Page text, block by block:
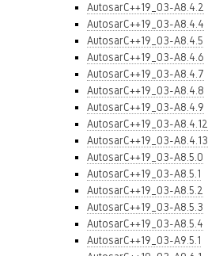
AutosarC++19_03-A8.4.2
AutosarC++19_03-A8.4.4
AutosarC++19_03-A8.4.5
AutosarC++19_03-A8.4.6
AutosarC++19_03-A8.4.7
AutosarC++19_03-A8.4.8
AutosarC++19_03-A8.4.9
AutosarC++19_03-A8.4.12
AutosarC++19_03-A8.4.13
AutosarC++19_03-A8.5.0
AutosarC++19_03-A8.5.1
AutosarC++19_03-A8.5.2
AutosarC++19_03-A8.5.3
AutosarC++19_03-A8.5.4
AutosarC++19_03-A9.5.1